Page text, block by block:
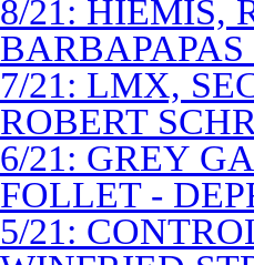
8/21: HIEMIS,
7/21: LMX,
ROBERT
6/21: GREY
FOLLET -
5/21: